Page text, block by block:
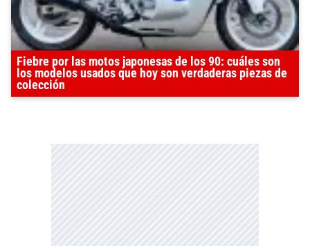
Fiebre por las motos japonesas de los 90: cuáles son
los modelos usados que hoy son verdaderas piezas de
colección